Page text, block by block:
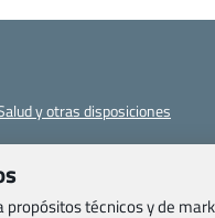
y otras disposiciones
técnicos y de